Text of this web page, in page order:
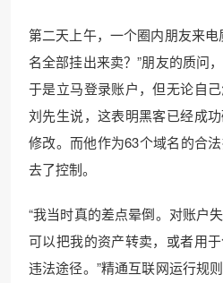
第二天上午，一个圈内朋友来
名全部挂出来卖？”朋友的质问
于是立马登录账户，但无论自己
刘先生说，这表明黑客已经成
修改。而他作为63个域名的合
去了控制。
“我当时真的差点晕倒。对账户
可以把我的资产转卖，或者用
违法途径。”精通互联网运行规